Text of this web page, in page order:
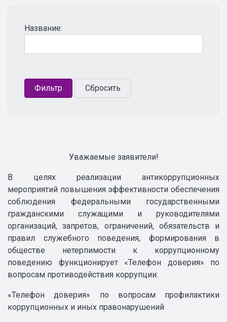
Название:
Уважаемые заявители!
В целях реализации антикоррупционных
мероприятий повышения эффективности обеспечения
соблюдения федеральными государственными
гражданскими служащими и руководителями
организаций, запретов, ограничений, обязательств и
правил служебного поведения, формирования в
обществе нетерпимости к коррупционному
поведению функционирует «Телефон доверия» по
вопросам противодействия коррупции:
«Телефон доверия» по вопросам профилактики
коррупционных и иных правонарушений